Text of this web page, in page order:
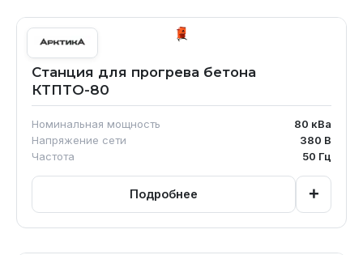
Станция для прогрева бетона
КТПТО-80
Номинальная мощность 80 кВа
Напряжение сети
380 В
Частота
50 Гц
Подробнее +